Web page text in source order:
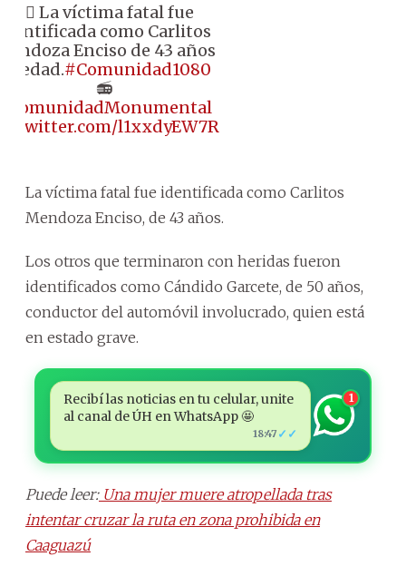
👉🏼 La víctima fatal fue
como Carlitos
Enciso de 43 años
edad.#Comunidad1080
📻
l1xxdyEW7R
La víctima fatal fue identificada como Carlitos
Mendoza Enciso, de 43 años.
Los otros que terminaron con heridas fueron
identificados como Cándido Garcete, de 50 años,
conductor del automóvil involucrado, quien está
en estado grave.
Recibí las noticias en tu celular, unite
al canal de ÚH en WhatsApp 🤩
18:47 ✓✓
1
Puede leer:Una mujer muere atropellada tras
intentar cruzar la ruta en zona prohibida en
Caaguazú